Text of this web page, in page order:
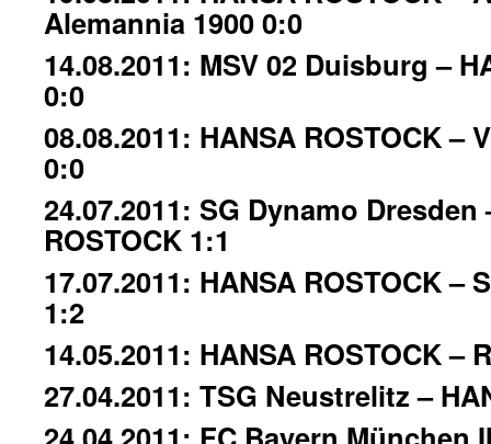
Alemannia 1900 0:0
14.08.2011: MSV 02 Duisburg –
0:0
08.08.2011: HANSA ROSTOCK –
0:0
24.07.2011: SG Dynamo Dresden
ROSTOCK 1:1
17.07.2011: HANSA ROSTOCK –
1:2
14.05.2011: HANSA ROSTOCK –
27.04.2011: TSG Neustrelitz –